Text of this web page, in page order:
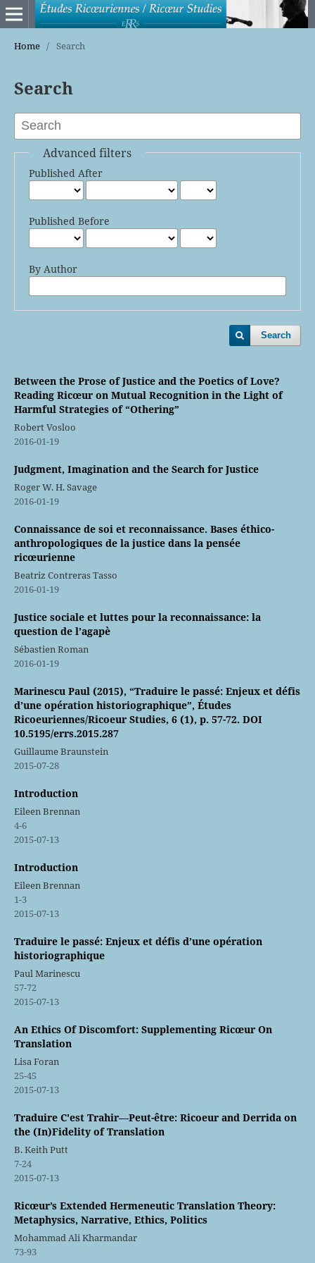
Home / Search
Search
Advanced filters
Published After
Published Before
By Author
Search
Between the Prose of Justice and the Poetics of Love?
Reading Ricœur on Mutual Recognition in the Light of
Harmful Strategies of “Othering”
Robert Vosloo
2016-01-19
Judgment, Imagination and the Search for Justice
Roger W. H. Savage
2016-01-19
Connaissance de soi et reconnaissance. Bases éthico-
anthropologiques de la justice dans la pensée
ricœurienne
Beatriz Contreras Tasso
2016-01-19
Justice sociale et luttes pour la reconnaissance: la
question de l’agapè
Sébastien Roman
2016-01-19
Marinescu Paul (2015), “Traduire le passé: Enjeux et défis
d’une opération historiographique”, Études
Ricoeuriennes/Ricoeur Studies, 6 (1), p. 57-72. DOI
10.5195/errs.2015.287
Guillaume Braunstein
2015-07-28
Introduction
Eileen Brennan
4-6
2015-07-13
Introduction
Eileen Brennan
1-3
2015-07-13
Traduire le passé: Enjeux et défis d’une opération
historiographique
Paul Marinescu
57-72
2015-07-13
An Ethics Of Discomfort: Supplementing Ricœur On
Translation
Lisa Foran
25-45
2015-07-13
Traduire C'est Trahir—Peut-être: Ricoeur and Derrida on
the (In)Fidelity of Translation
B. Keith Putt
7-24
2015-07-13
Ricœur’s Extended Hermeneutic Translation Theory:
Metaphysics, Narrative, Ethics, Politics
Mohammad Ali Kharmandar
73-93